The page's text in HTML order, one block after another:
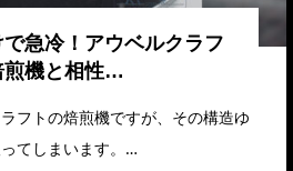
急冷！アウベルクラフ
煎機と相性…
フトの焙煎機ですが、その構造ゆ
てしまいます。…